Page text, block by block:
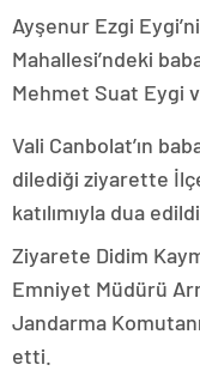
Ayşenur Ezgi
Mahallesi’ndeki
Mehmet Suat Eygi
Vali Canbolat’ın
dilediği ziyarette
katılımıyla dua edildi.
Ziyarete Didim
Emniyet Müdürü
Jandarma
etti.